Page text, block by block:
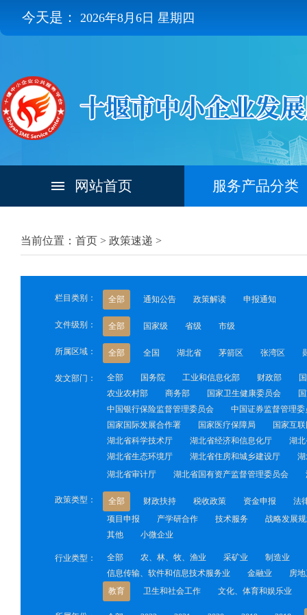
今天是： 2026年8月6日 星期四
网站首页 服务产品分类
当前位置：首页 > 政策速递 >
栏目类别： 全部 通知公告 政策解读 申报通知
文件级别： 全部 国家级 省级 市级
所属区域： 全部 全国 湖北省 茅箭区 张湾区
发文部门： 全部 国务院 工业和信息化部 财政部
农业农村部
商务部 国家卫生健康委员会
中国银行保险监督管理委员会
中国证券监督管理委
国家国际发展合作署
国家医疗保障局
国家互
湖北省科学技术厅
湖北省经济和信息化厅
湖
湖北省生态环境厅
湖北省住房和城乡建设厅
湖北省审计厅
湖北省国有资产监督管理委员会
政策类型： 全部 财政扶持 税收政策 资金申报
法
项目申报
产学研合作 技术服务
战略发展
其他
小微企业
行业类型： 全部 农、林、牧、渔业 采矿业
制造业
信息传输、软件和信息技术服务业
金融业
房
教育
卫生和社会工作 文化、体育和娱乐业